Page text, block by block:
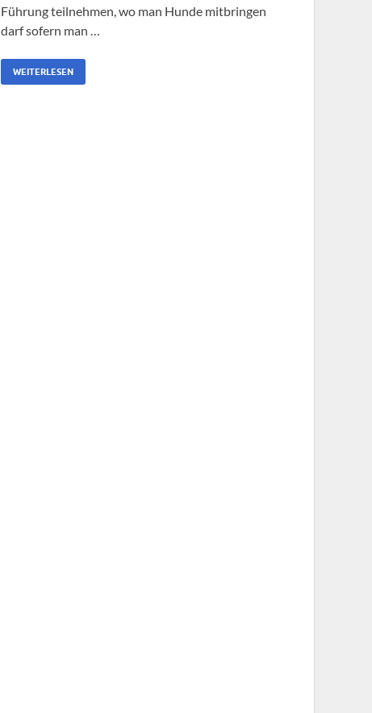
Führung teilnehmen, wo man Hunde mitbringen
darf sofern man …
WEITERLESEN